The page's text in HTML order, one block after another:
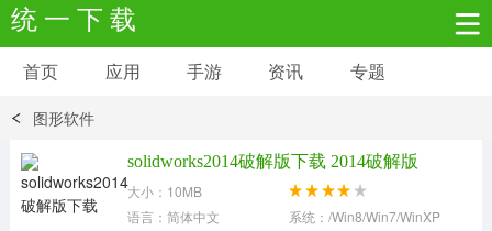
统 一 下 载
安卓应用 安卓游戏
网络购物
首页 应用 手游 资讯 专题
图形软件
solidworks2014破解版下载 2014破解版
大小：10MB
语言：简体中文
系统：/Win8/Win7/WinXP